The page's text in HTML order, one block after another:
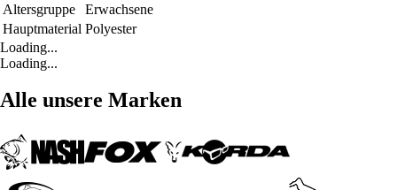
Altersgruppe
Erwachsene
Hauptmaterial Polyester
Loading...
Loading...
Alle unsere Marken